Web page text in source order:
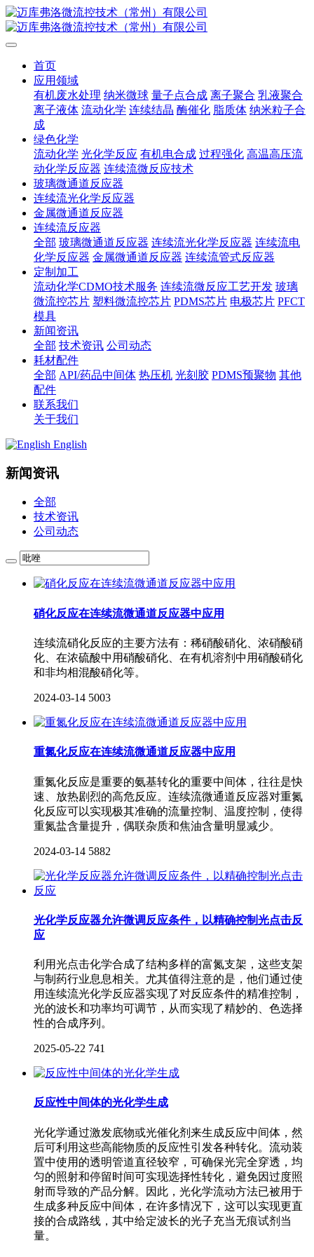
首页
应用领域
有机废水处理 纳米微球 量子点合成 离子聚合 乳液聚合
离子液体 流动化学 连续结晶 酶催化 脂质体 纳米粒子合
成
绿色化学
流动化学 光化学反应 有机电合成 过程强化 高温高压流
动化学反应器 连续流微反应技术
玻璃微通道反应器
连续流光化学反应器
金属微通道反应器
连续流反应器
全部 玻璃微通道反应器 连续流光化学反应器 连续流电
化学反应器 金属微通道反应器 连续流管式反应器
定制加工
流动化学CDMO技术服务 连续流微反应工艺开发 玻璃
微流控芯片 塑料微流控芯片 PDMS芯片 电极芯片 PFCT
模具
新闻资讯
全部 技术资讯 公司动态
耗材配件
全部 API/药品中间体 热压机 光刻胶 PDMS预聚物 其他
配件
联系我们
关于我们
English
新闻资讯
全部
技术资讯
公司动态
硝化反应在连续流微通道反应器中应用
连续流硝化反应的主要方法有：稀硝酸硝化、浓硝酸硝
化、在浓硫酸中用硝酸硝化、在有机溶剂中用硝酸硝化
和非均相混酸硝化等。
2024-03-14 5003
重氮化反应在连续流微通道反应器中应用
重氮化反应是重要的氨基转化的重要中间体，往往是快
速、放热剧烈的高危反应。连续流微通道反应器对重氮
化反应可以实现极其准确的流量控制、温度控制，使得
重氮盐含量提升，偶联杂质和焦油含量明显减少。
2024-03-14 5882
光化学反应器允许微调反应条件，以精确控制光点击反
应
利用光点击化学合成了结构多样的富氮支架，这些支架
与制药行业息息相关。尤其值得注意的是，他们通过使
用连续流光化学反应器实现了对反应条件的精准控制，
光的波长和功率均可调节，从而实现了精妙的、色选择
性的合成序列。
2025-05-22 741
反应性中间体的光化学生成
光化学通过激发底物或光催化剂来生成反应中间体，然
后可利用这些高能物质的反应性引发各种转化。流动装
置中使用的透明管道直径较窄，可确保光完全穿透，均
匀的照射和停留时间可实现选择性转化，避免因过度照
射而导致的产品分解。因此，光化学流动方法已被用于
生成多种反应中间体，在许多情况下，这可以实现更直
接的合成路线，其中给定波长的光子充当无痕试剂当
量。